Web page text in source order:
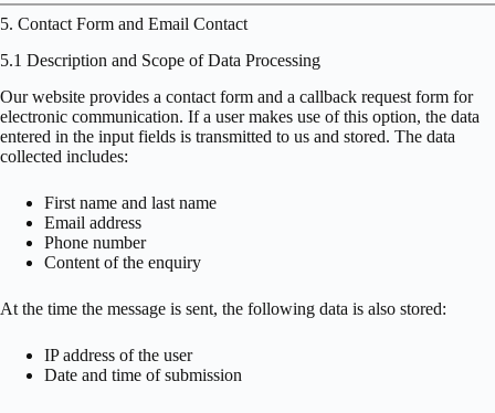
5. Contact Form and Email Contact
5.1 Description and Scope of Data Processing
Our website provides a contact form and a callback request form for
electronic communication. If a user makes use of this option, the data
entered in the input fields is transmitted to us and stored. The data
collected includes:
First name and last name
Email address
Phone number
Content of the enquiry
At the time the message is sent, the following data is also stored:
IP address of the user
Date and time of submission